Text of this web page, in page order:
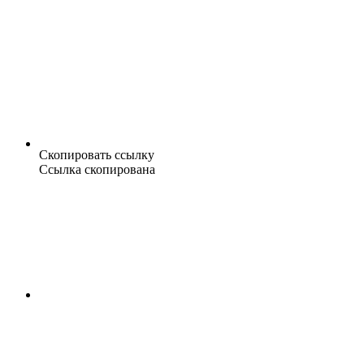
Скопировать ссылку
Ссылка скопирована